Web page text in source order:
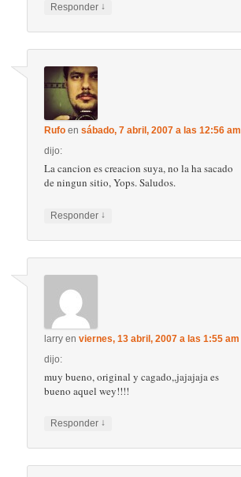
Responder ↓
Rufo ensábado, 7 abril, 2007 a las 12:56 am
dijo:
La cancion es creacion suya, no la ha sacado
de ningun sitio, Yops. Saludos.
Responder ↓
larry enviernes, 13 abril, 2007 a las 1:55 am
dijo:
muy bueno, original y cagado,,jajajaja es
bueno aquel wey!!!!
Responder ↓